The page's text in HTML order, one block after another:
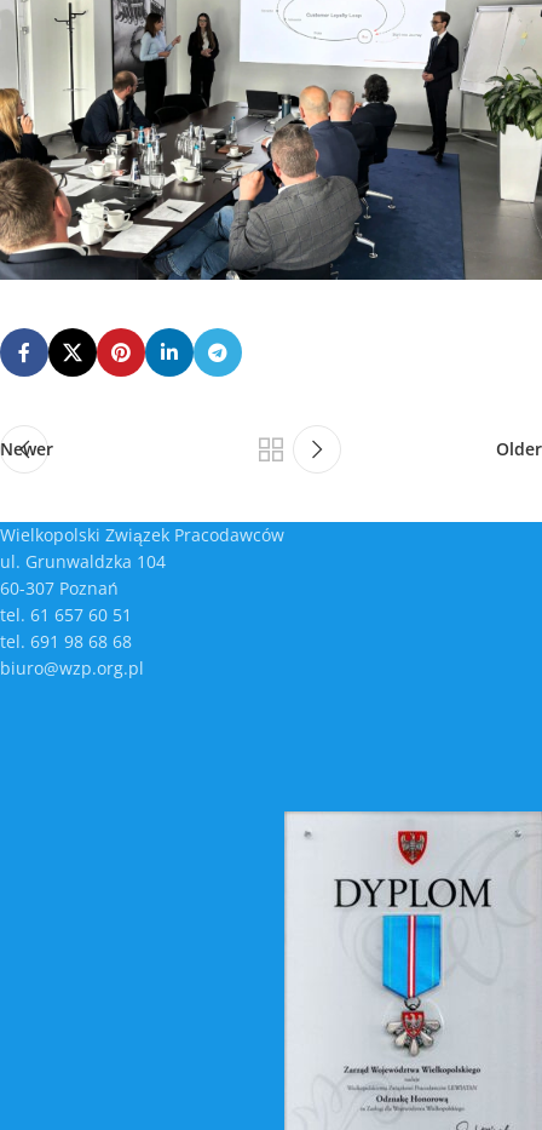
Newer Older
Wielkopolski Związek Pracodawców
ul. Grunwaldzka 104
60-307 Poznań
tel. 61 657 60 51
tel. 691 98 68 68
biuro@wzp.org.pl